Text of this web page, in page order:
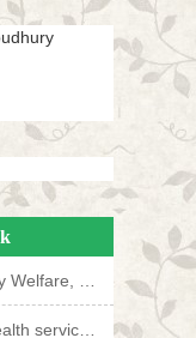
Bangladesh
Bangladesh